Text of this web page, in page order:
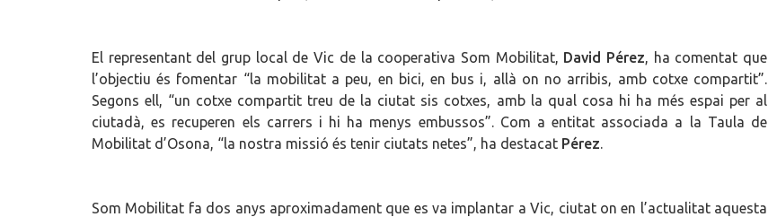
El representant del grup local de Vic de la cooperativa Som Mobilitat, David Pérez, ha comentat que
l’objectiu és fomentar “la mobilitat a peu, en bici, en bus i, allà on no arribis, amb cotxe compartit”.
Segons ell, “un cotxe compartit treu de la ciutat sis cotxes, amb la qual cosa hi ha més espai per al
ciutadà, es recuperen els carrers i hi ha menys embussos”. Com a entitat associada a la Taula de
Mobilitat d’Osona, “la nostra missió és tenir ciutats netes”, ha destacat Pérez.
Som Mobilitat fa dos anys aproximadament que es va implantar a Vic, ciutat on en l’actualitat aquesta